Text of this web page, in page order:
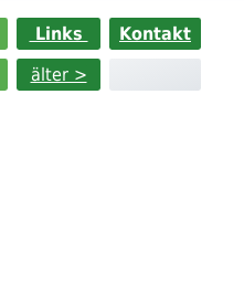
Links
Kontakt
älter >